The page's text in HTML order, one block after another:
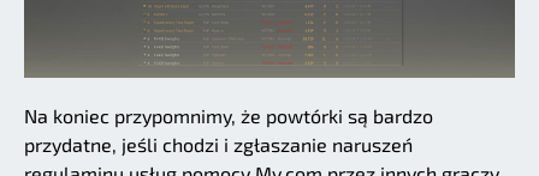
Na koniec przypomnimy, że powtórki są bardzo
przydatne, jeśli chodzi i zgłaszanie naruszeń